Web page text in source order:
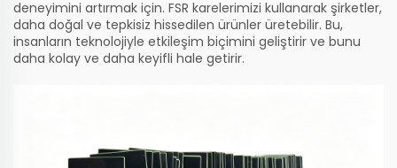
deneyimini artırmak için. FSR karelerimizi kullanarak şirketler,
daha doğal ve tepkisiz hissedilen ürünler üretebilir. Bu,
insanların teknolojiyle etkileşim biçimini geliştirir ve bunu
daha kolay ve daha keyifli hale getirir.